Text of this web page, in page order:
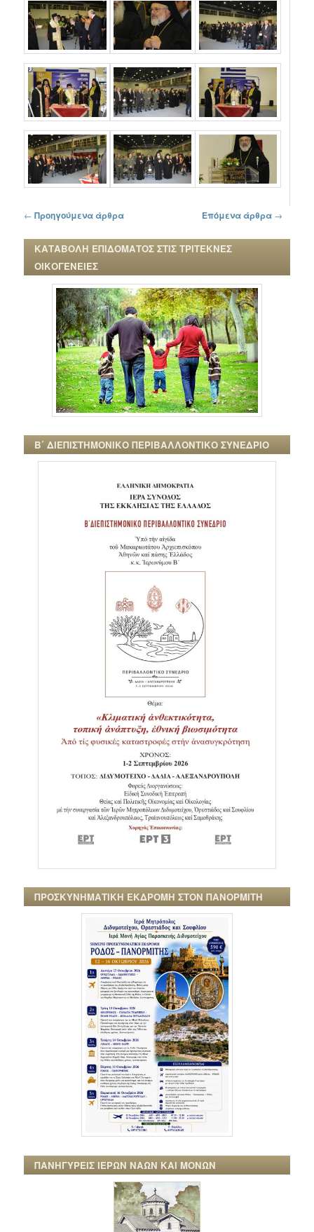
Πλοήγηση στα άρθρα
← Προηγούμενα άρθρα Επόμενα άρθρα →
ΚΑΤΑΒΟΛΗ ΕΠΙΔΟΜΑΤΟΣ ΣΤΙΣ ΤΡΙΤΕΚΝΕΣ
ΟΙΚΟΓΕΝΕΙΕΣ
Β΄ ΔΙΕΠΙΣΤΗΜΟΝΙΚΟ ΠΕΡΙΒΑΛΛΟΝΤΙΚΟ ΣΥΝΕΔΡΙΟ
ΠΡΟΣΚΥΝΗΜΑΤΙΚΗ ΕΚΔΡΟΜΗ ΣΤΟΝ ΠΑΝΟΡΜΙΤΗ
ΠΑΝΗΓΥΡΕΙΣ ΙΕΡΩΝ ΝΑΩΝ ΚΑΙ ΜΟΝΩΝ